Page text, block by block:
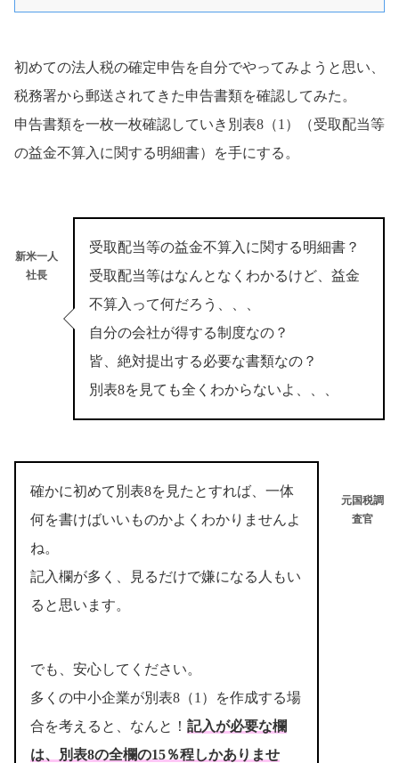
初めての法人税の確定申告を自分でやってみようと思い、
税務署から郵送されてきた申告書類を確認してみた。
申告書類を一枚一枚確認していき別表8（1）（受取配当等
の益金不算入に関する明細書）を手にする。
新米一人
社長
受取配当等の益金不算入に関する明細書？
受取配当等はなんとなくわかるけど、益金
不算入って何だろう、、、
自分の会社が得する制度なの？
皆、絶対提出する必要な書類なの？
別表8を見ても全くわからないよ、、、
確かに初めて別表8を見たとすれば、一体
何を書けばいいものかよくわかりませんよ
ね。
記入欄が多く、見るだけで嫌になる人もい
ると思います。
でも、安心してください。
多くの中小企業が別表8（1）を作成する場
合を考えると、なんと！ 記入が必要な欄
は、別表8の全欄の15％程しかありませ
元国税調
査官